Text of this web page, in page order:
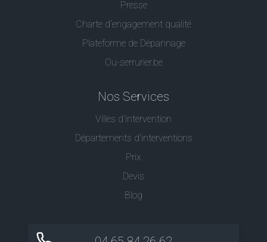
Presse
Charte d’engagement qualité
Plateforme de Dépannage
Ou-serrurier.be
Nos Services
Villes d'intervention
Départements d'interventions
Prix
Devis
Blog